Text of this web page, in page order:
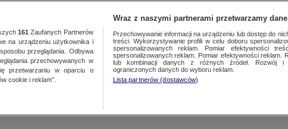
161 Zaufanych Partnerów
na urządzeniu użytkownika i
przeglądania. Odbywa
przechowywanych w
przetwarzaniu w oparciu o
cookie i reklam”.
Wraz z naszymi partnerami przetwarzamy
Przechowywanie informacji na urządzeniu lub dostęp do
treści. Wykorzystywanie profili w celu doboru
spersonalizowanych reklam. Pomiar efektywności
spersonalizowanych reklam. Pomiar efektywności reklam.
lub kombinacji danych z różnych źródeł. Rozwój i
ograniczonych danych do wyboru reklam.
Lista partnerów (dostawców)